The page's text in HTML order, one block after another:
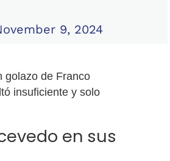
9, 2024
golazo de Franco
insuficiente y solo
en sus